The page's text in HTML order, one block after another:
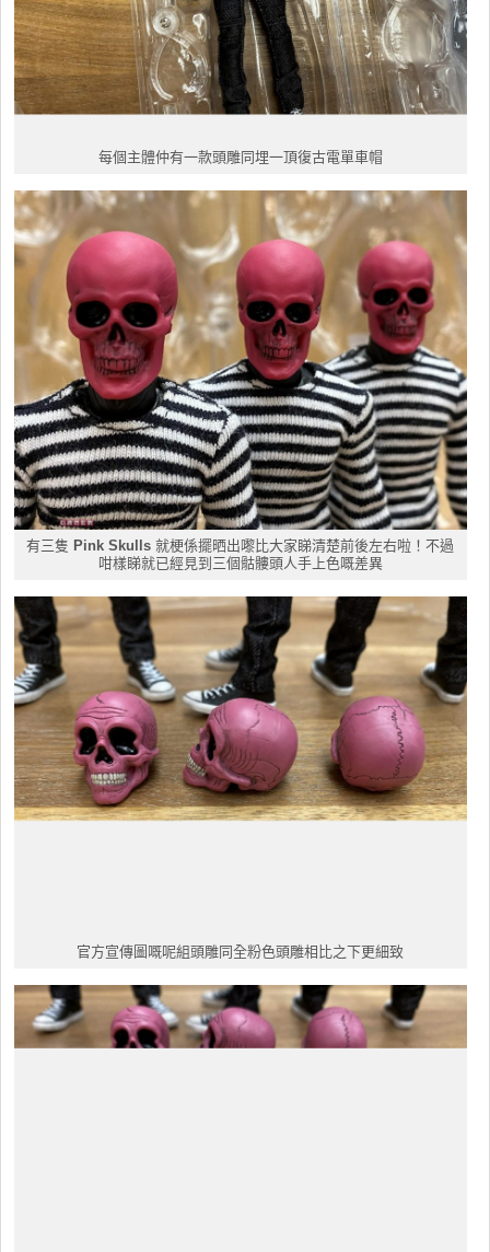
每個主體仲有一款頭雕同埋一頂復古電單車帽
有三隻 Pink Skulls 就梗係擺晒出嚟比大家睇清楚前後左右啦！不過
咁樣睇就已經見到三個骷髏頭人手上色嘅差異
官方宣傳圖嘅呢組頭雕同全粉色頭雕相比之下更細致